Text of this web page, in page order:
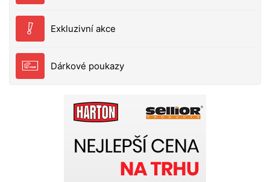
Exkluzivní akce
Dárkové poukazy